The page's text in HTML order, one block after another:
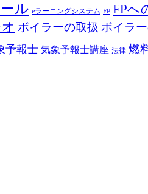
ル eラーニングシステム FP FPへ
ボイラーの取扱 ボイラ
予報士 気象予報士講座 法律 燃